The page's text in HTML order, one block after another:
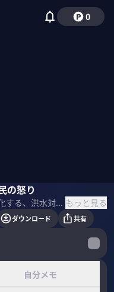
0
の怒り
フィリピンで深刻化する、洪水対策予算をめぐる政治汚職の実態と、国民の怒りについて解説。大統領が汚職調査を始めたはずが、政権内部にブーメランとして返ってくる事態に。議員の利益誘導など汚職構造が生まれた歴史的背景や、今回の政治混乱がビジネス・経済に与える影響を考察する。 ▼プロフィール 日下渉｜東京外国語大学 総合国際学研究院 教授 専門はフィリピン政治、市民社会論など。早稲田大学政治経済学部卒業。九州大学大学院博士課程単位満期取得退学。博士（比較社会文化）。 京都大学助教、名古屋大学准教授などを経て2022年より現職。著書に『反市民の政治学』など。 ＜目次＞ もっと見る
ダウンロード 共有
自分メモ